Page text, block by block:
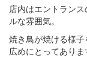
店内はエントラン
ルな雰囲気。
焼き鳥が焼ける様
広めにとってありま